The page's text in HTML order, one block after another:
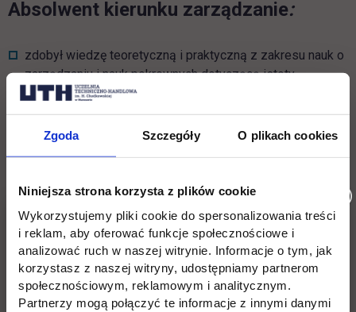
Zgoda Szczegóły O plikach cookies
Niniejsza strona korzysta z plików cookie
Wykorzystujemy pliki cookie do spersonalizowania treści
i reklam, aby oferować funkcje społecznościowe i
analizować ruch w naszej witrynie. Informacje o tym, jak
korzystasz z naszej witryny, udostępniamy partnerom
społecznościowym, reklamowym i analitycznym.
Partnerzy mogą połączyć te informacje z innymi danymi
Absolwent kierunku zarządzanie:
zdobył wiedzę teoretyczną i praktyczną z zakresu nauk o
zarządzaniu i nauk pokrewnych dotyczącą istoty,
prawidłowości oraz problemów funkcjonowania
organizacji – przedsiębiorstw, instytucji publicznych na
konkurencyjnym rynku
ma umiejętności rozpoznawania, diagnozowania i
ludzkimi, rzeczowymi, finansowymi i informacjami
jest przygotowany do realizacji podstawowych funkcji
zarządzania procesami, przedsięwzięciami w organizacji
o charakterze gospodarczym i administracyjnym
posiada umiejętności skutecznego komunikowania się,